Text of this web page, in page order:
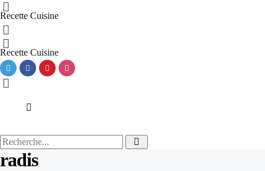
Recette Cuisine
Recette Cuisine
Recherche
pour:
radis